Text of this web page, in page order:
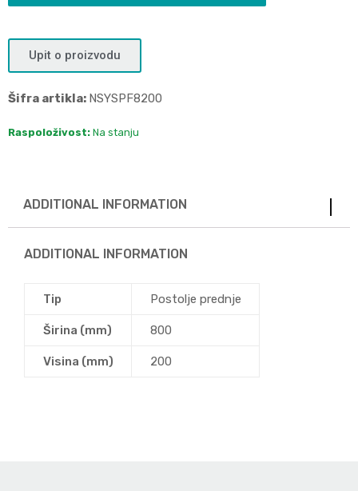
Upit o proizvodu
Šifra artikla: NSYSPF8200
Raspoloživost: Na stanju
ADDITIONAL INFORMATION
ADDITIONAL INFORMATION
Tip Postolje prednje
Širina (mm) 800
Visina (mm) 200